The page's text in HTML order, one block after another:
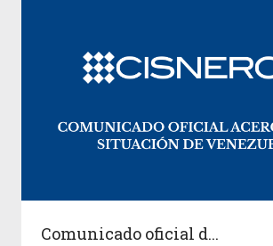
Comunicado oficial d...